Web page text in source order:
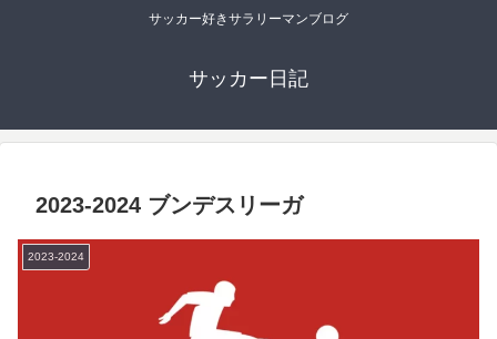
サッカー好きサラリーマンブログ
サッカー日記
2023-2024 ブンデスリーガ
2023-2024